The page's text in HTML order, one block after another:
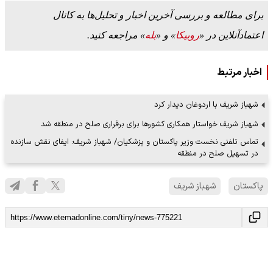
برای مطالعه و بررسی آخرین اخبار و تحلیل‌ها به کانال
اعتمادآنلاین در «روبیکا» و «بله» مراجعه کنید.
اخبار مرتبط
شهباز شریف با اردوغان دیدار کرد
شهباز شریف خواستار همکاری کشورها برای برقراری صلح در منطقه شد
تماس تلفنی نخست وزیر پاکستان و پزشکیان/ شهباز شریف: ایفای نقش سازنده
در تسهیل صلح در منطقه
پاکستان شهباز شریف